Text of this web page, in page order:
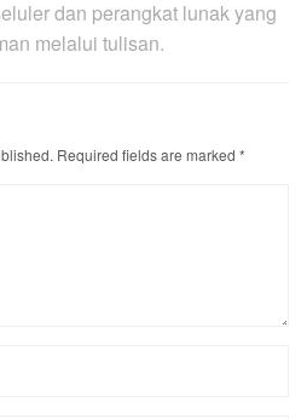
dan perangkat lunak yang
melalui tulisan.
Required fields are marked *